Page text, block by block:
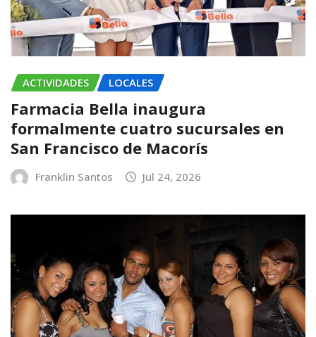
ACTIVIDADES LOCALES
Farmacia Bella inaugura
formalmente cuatro sucursales en
San Francisco de Macorís
Franklin Santos Jul 24, 2026